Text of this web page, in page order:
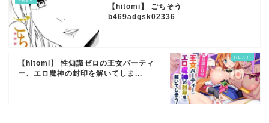
【hitomi】 ごちそう
b469adgsk02336
【hitomi】 性知識ゼロの王女パーティ
ー、エロ魔神の封印を解いてしま...